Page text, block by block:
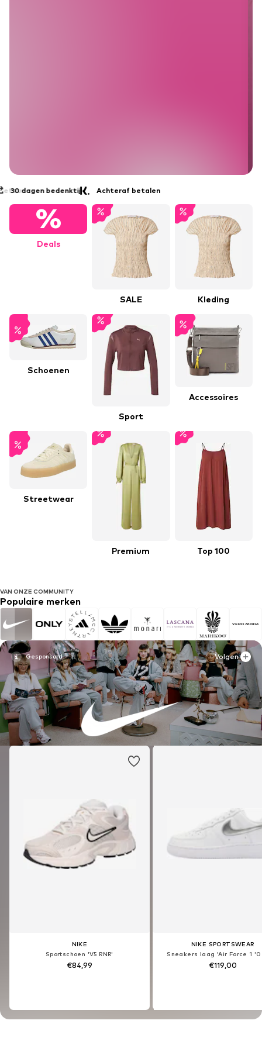
VAN ONZE COMMUNITY
Populaire merken
Volgen
NIKE
Sportschoen 'V5 RNR'
€84,99
NIKE SPORTSWEAR
Sneakers laag 'Air Force 1
€119,00
Volgen
NIKE
Sportschoen 'V5 RNR'
€84,99
NIKE SPORTSWEAR
Sneakers laag 'Air Force 1
€119,00
30 dagen bedenktijd Achteraf betalen
%
Deals
SALE Kleding
Schoenen
Sport
Accessoires
Streetwear
Premium Top 100